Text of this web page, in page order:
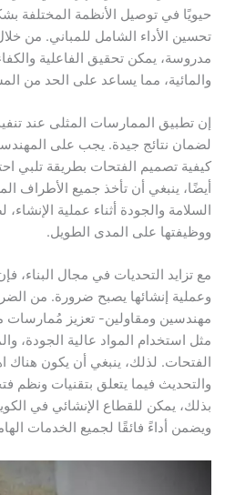
في توصيل الأنظمة المختلفة بشكل
الأداء الشامل للمباني. من خلال
يمكن تحقيق الفاعلية والكفاءة في
مما يساعد على الحد من
الممارسات المثلى عند تنفيذ هذه
نتائج جيدة. يجب على المهندسين
تصميم الفتحات بطريقة تلبي احتياجات
ينبغي أن تأخذ جميع الأطراف المعنية
والجودة أثناء عملية الإنشاء، لضمان
على المدى الطويل.
التحديات في مجال البناء، فإن فهم
إنشائها يصبح ضرورة. من الضروري
ومقاولين- تعزيز مُمارسات محددة
المواد عالية الجودة، والمراعاة
لذلك، ينبغي أن يكون هناك اهتمام
فيما يتعلق بتقنيات ونظم فتحات
يمكن للقطاع الإنشائي في الكويت أن
أداءً فائقًا لجميع الخدمات الهامة.